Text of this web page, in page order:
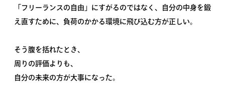
「フリーランスの自由」にすがるのではなく、自分の中身を鍛
え直すために、負荷のかかる環境に飛び込む方が正しい。
そう腹を括れたとき、
周りの評価よりも、
自分の未来の方が大事になった。